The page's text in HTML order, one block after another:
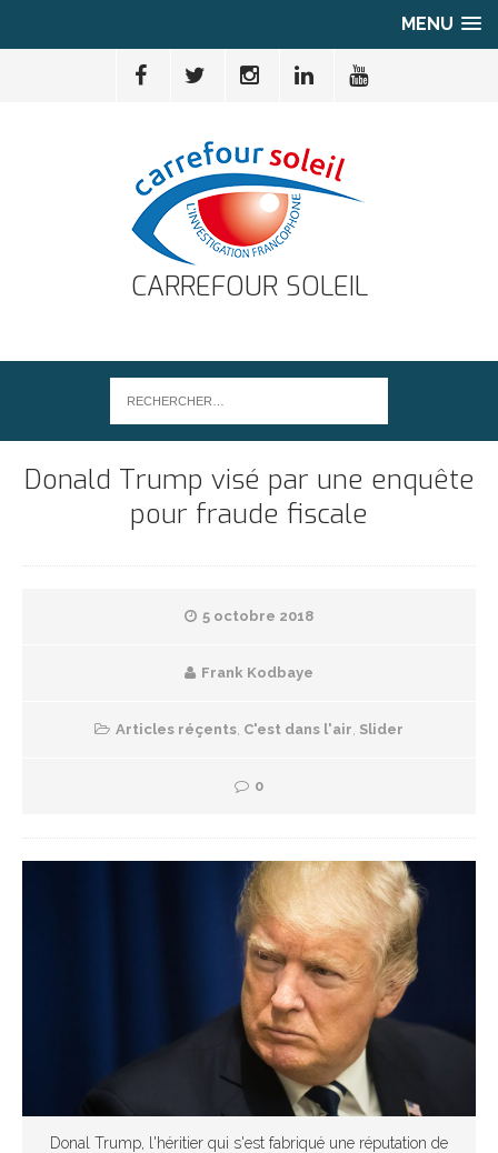
MENU
CARREFOUR SOLEIL
Donald Trump visé par une enquête
pour fraude fiscale
5 octobre 2018
Frank Kodbaye
Articles réçents, C'est dans l'air, Slider
0
Donal Trump, l'héritier qui s'est fabriqué une réputation de